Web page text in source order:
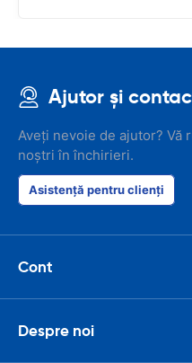
Ajutor și
Aveți nevoie de ajutor? Vă
noștri în închirieri.
Asistență pentru clienți
Cont
Despre noi